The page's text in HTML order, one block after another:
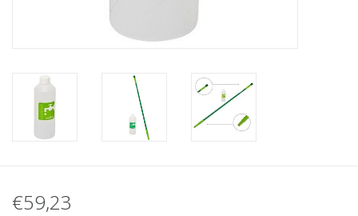
€59,23